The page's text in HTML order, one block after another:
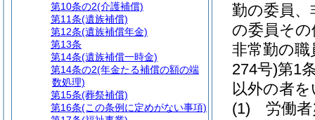
勤の委員、
の委員そ
非常勤の職
274号)第1
以外の者
(1)
労働
第10条の2(介護補償)
第11条(遺族補償)
第12条(遺族補償年金)
第13条
第14条(遺族補償一時金)
第14条の2(年金たる補償の額の端
数処理)
第15条(葬祭補償)
第16条(この条例に定めがない事項)